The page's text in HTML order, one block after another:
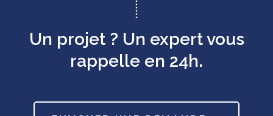
Un projet ? Un expert vous
rappelle en 24h.